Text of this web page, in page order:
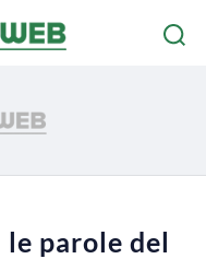
parole del